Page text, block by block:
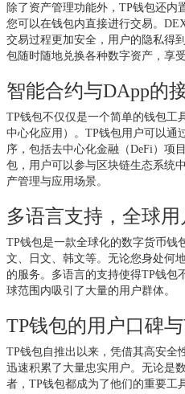
除了资产管理功能外，TP钱包还内
您可以在钱包内直接进行交易。
交易过程更加安全，用户的隐私得
包随时随地兑换各种数字资产，享
智能合约与DApp的
TP钱包不仅仅是一个简单的钱包工
中心化应用）。TP钱包用户可以通
序，包括去中心化金融（DeFi）项
包，用户可以参与区块链生态系统
产管理与应用场景。
多语言支持，全球
TP钱包是一款全球化的数字货币钱
文、日文、韩文等。无论您身处何
的服务。多语言的支持使得TP钱包
球范围内吸引了大量的用户群体。
TP钱包的用户口碑
TP钱包自推出以来，凭借其高安全
迅速积累了大量忠实用户。无论是
者，TP钱包都成为了他们的重要工